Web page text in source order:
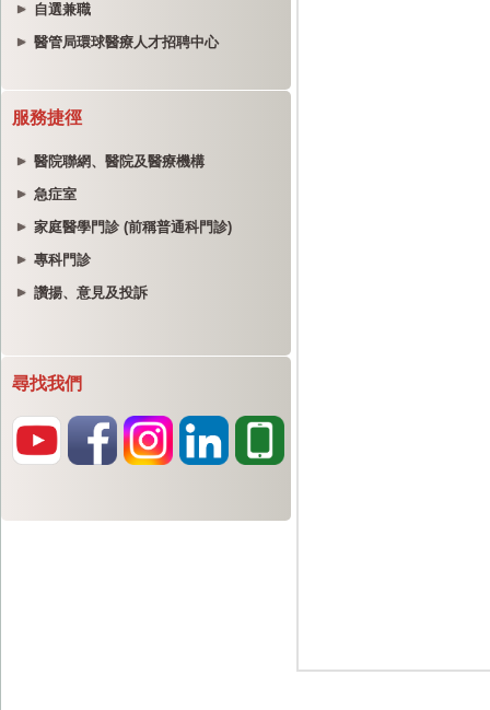
自選兼職
醫管局環球醫療人才招聘中心
服務捷徑
醫院聯網、醫院及醫療機構
急症室
家庭醫學門診 (前稱普通科門診)
專科門診
讚揚、意見及投訴
尋找我們